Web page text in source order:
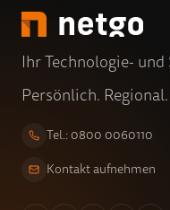
Ihr Technologie-
Persönlich.
Tel.: 0800 0060110
Kontakt aufnehmen